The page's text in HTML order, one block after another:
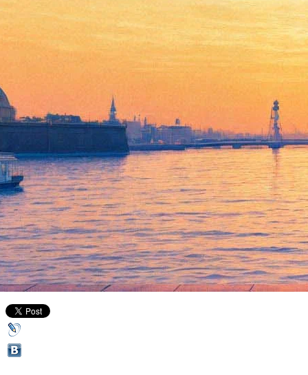
«Фестиваль фудтраков»
впервые в «Жемчужной
Плазе»
12 сентября 2016,15:43 Версия для печати